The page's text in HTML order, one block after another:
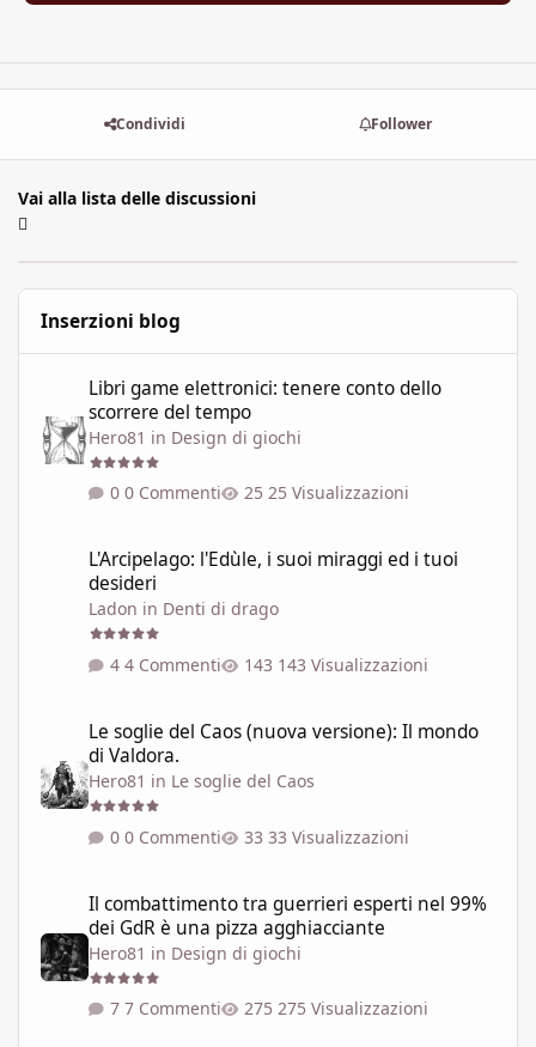
Condividi Follower
Vai alla lista delle discussioni
Inserzioni blog
Libri game elettronici: tenere conto dello
scorrere del tempo
Hero81 in Design di giochi
0 Commenti 25 Visualizzazioni
L'Arcipelago: l'Edùle, i suoi miraggi ed i tuoi
desideri
Ladon in Denti di drago
4 Commenti 143 Visualizzazioni
Le soglie del Caos (nuova versione): Il mondo
di Valdora.
Hero81 in Le soglie del Caos
0 Commenti 33 Visualizzazioni
Il combattimento tra guerrieri esperti nel 99%
dei GdR è una pizza agghiacciante
Hero81 in Design di giochi
7 Commenti 275 Visualizzazioni